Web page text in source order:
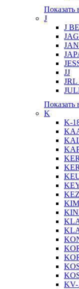
Показать
J
J
JJ
Показать
K
K-
KV-